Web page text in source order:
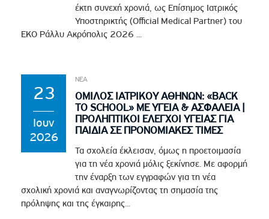
έκτη συνεχή χρονιά, ως Επίσημος Ιατρικός
Υποστηρικτής (Official Medical Partner) του
EKO Ράλλυ Ακρόπολις 2026 ...
23
Ιουν
2026
ΝΕΑ
ΟΜΙΛΟΣ ΙΑΤΡΙΚΟΥ ΑΘΗΝΩΝ: «BACK
TO SCHOOL» ΜΕ ΥΓΕΙΑ & ΑΣΦΑΛΕΙΑ |
ΠΡΟΛΗΠΤΙΚΟΙ ΕΛΕΓΧΟΙ ΥΓΕΙΑΣ ΓΙΑ
ΠΑΙΔΙΑ ΣΕ ΠΡΟΝΟΜΙΑΚΕΣ ΤΙΜΕΣ
Τα σχολεία έκλεισαν, όμως η προετοιμασία
για τη νέα χρονιά μόλις ξεκίνησε. Με αφορμή
την έναρξη των εγγραφών για τη νέα
σχολική χρονιά και αναγνωρίζοντας τη σημασία της
πρόληψης και της έγκαιρης...